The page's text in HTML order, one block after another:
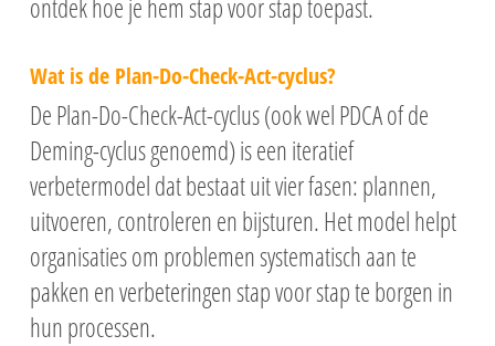
ontdek hoe je hem stap voor stap toepast.
Wat is de Plan-Do-Check-Act-cyclus?
De Plan-Do-Check-Act-cyclus (ook wel PDCA of de
Deming-cyclus genoemd) is een iteratief
verbetermodel dat bestaat uit vier fasen: plannen,
uitvoeren, controleren en bijsturen. Het model helpt
organisaties om problemen systematisch aan te
pakken en verbeteringen stap voor stap te borgen in
hun processen.